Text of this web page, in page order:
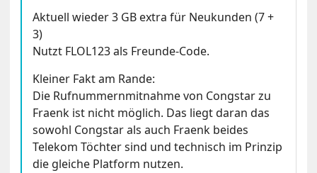
Aktuell wieder 3 GB extra für Neukunden (7 +
3)
Nutzt FLOL123 als Freunde-Code.
Kleiner Fakt am Rande:
Die Rufnummernmitnahme von Congstar zu
Fraenk ist nicht möglich. Das liegt daran das
sowohl Congstar als auch Fraenk beides
Telekom Töchter sind und technisch im Prinzip
die gleiche Platform nutzen.